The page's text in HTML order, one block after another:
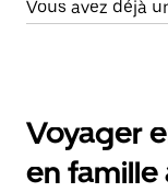
Vous avez déjà
Voyager
en famille